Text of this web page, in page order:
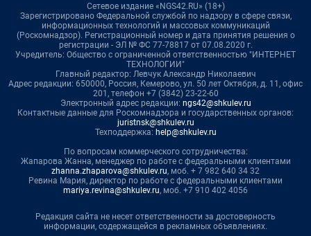
Сетевое издание «NGS42.RU» (18+)
Зарегистрировано Федеральной службой по надзору в сфере связи,
информационных технологий и массовых коммуникаций
(Роскомнадзор). Регистрационный номер и дата принятия решения о
регистрации - ЭЛ № ФС 77-78817 от 07.08.2020 г.
Учредитель: Общество с ограниченной ответственностью "ИНТЕРНЕТ
ТЕХНОЛОГИИ"
Главный редактор: Левчук Александр Николаевич
Адрес редакции: 650000, Россия, Кемерово, ул. 50 лет Октября, д. 11, офис
201, телефон +7 (3842) 23-22-60
Электронный адрес редакции: ngs42@shkulev.ru
Контактные данные для Роскомнадзора и государственных органов:
juristnsk@shkulev.ru
Техподдержка: help@shkulev.ru
По вопросам коммерческого сотрудничества:
Жапарова Жанна, менеджер по работе с федеральными клиентами
zhanna.zhaparova@shkulev.ru, моб. + 7 982 640 34 32
Ревина Мария, директор по работе с федеральными клиентами
mariya.revina@shkulev.ru, моб. +7 910 402 4056
Редакция сайта не несет ответственности за достоверность
информации, содержащейся в рекламных объявлениях.